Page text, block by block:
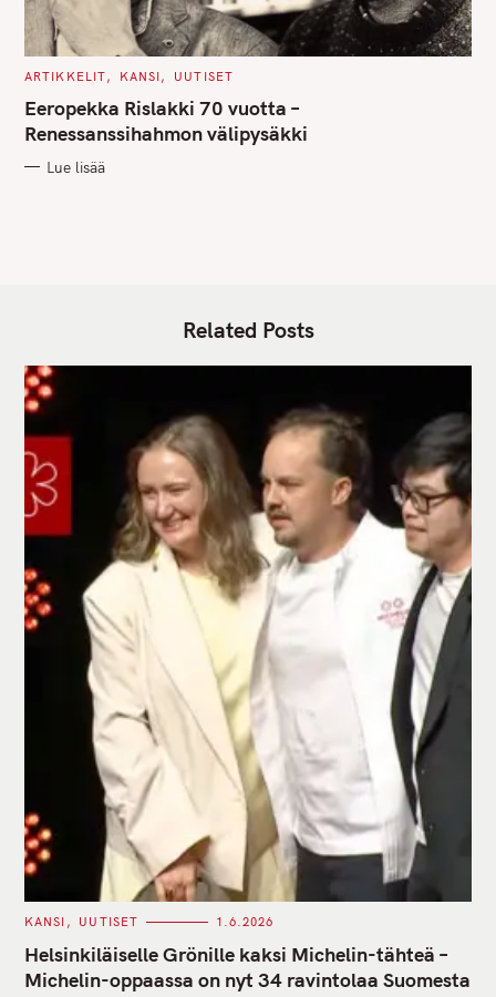
C
T
E
G
O
I
ARTIKKELIT KANSI UUTISET
Eeropekka Rislakki 70 vuotta –
Renessanssihahmon välipysäkki
Lue lisää
Related Posts
C
T
E
G
O
KANSI UUTISET 1.6.2026
Helsinkiläiselle Grönille kaksi Michelin-tähteä –
Michelin-oppaassa on nyt 34 ravintolaa Suomesta